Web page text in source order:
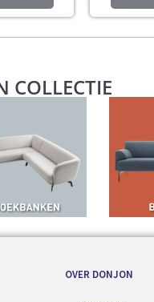
COLLECTIE
OVER DONJON